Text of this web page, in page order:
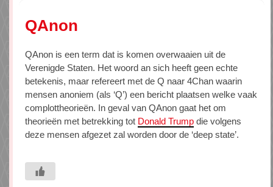
QAnon
QAnon is een term dat is komen overwaaien uit de
Verenigde Staten. Het woord an sich heeft geen echte
betekenis, maar refereert met de Q naar 4Chan waarin
mensen anoniem (als ‘Q’) een bericht plaatsen welke vaak
complottheorieën. In geval van QAnon gaat het om
theorieën met betrekking tot Donald Trump die volgens
deze mensen afgezet zal worden door de ‘deep state’.